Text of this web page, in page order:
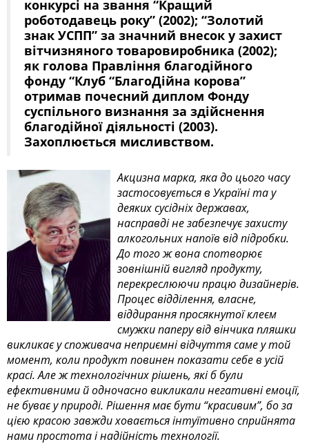
конкурсі на звання “Кращий
роботодавець року” (2002); “Золотий
знак УСПП” за значний внесок у захист
вітчизняного товаровиробника (2002);
як голова Правління благодійного
фонду “Клуб “БлагоДійна корова”
отримав почесний диплом Фонду
суспільного визнання за здійснення
благодійної діяльності (2003).
Захоплюється мисливством.
Акцизна марка, яка до цього часу
застосовується в Україні та у
деяких сусідніх державах,
насправді не забезпечує захисту
алкогольних напоїв від підробки.
До того ж вона спотворює
зовнішній вигляд продукту,
перекреслюючи працю дизайнерів.
Процес відділення, власне,
віддирання просякнутої клеєм
смужки паперу від вінчика пляшки
викликає у споживача неприємні відчуття саме у той
момент, коли продукт повинен показати себе в усій
красі. Але ж технологічних рішень, які б були
ефективними й одночасно викликали негативні емоції,
не буває у природі. Рішення має бути “красивим”, бо за
цією красою завжди ховається інтуїтивно сприйнята
нами простота і надійність технології.